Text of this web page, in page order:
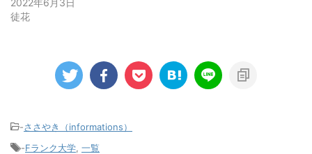
2022年6月3日
徒花
-ささやき（informations）
-Fランク大学 一覧